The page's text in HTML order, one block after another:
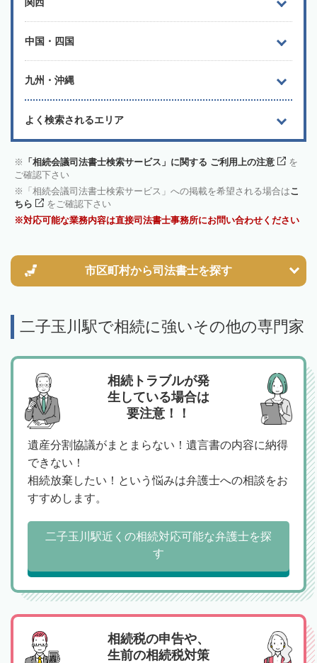
中国・四国
九州・沖縄
よく検索されるエリア
「相続会議司法書士検索サービス」に関する ご利用上の注意
を
ご確認下さい
「相続会議司法書士検索サービス」への掲載を希望される場合はこ
ちら
をご確認下さい
対応可能な業務内容は直接司法書士事務所にお問い合わせください
市区町村から司法書士を探す
二子玉川駅で相続に強いその他の専門家
相続トラブルが発
生している場合は
要注意！！
遺産分割協議がまとまらない！遺言書の内容に納得
できない！
相続放棄したい！という悩みは弁護士への相談をお
すすめします。
二子玉川駅近くの相続対応可能な弁護士を探
す
相続税の申告や、
生前の相続税対策